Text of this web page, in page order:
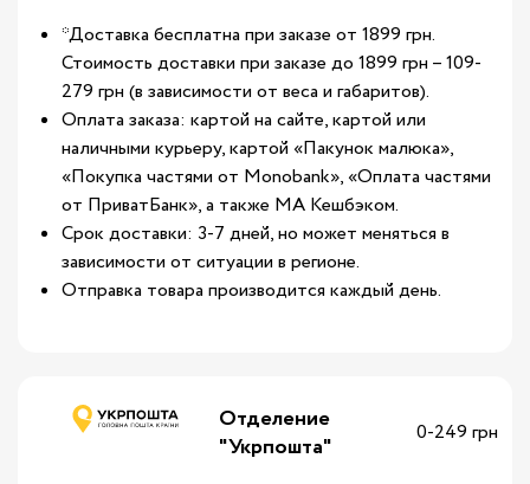
*Доставка бесплатна при заказе от 1899 грн.
Стоимость доставки при заказе до 1899 грн – 109-
279 грн (в зависимости от веса и габаритов).
Оплата заказа: картой на сайте, картой или
наличными курьеру, картой «Пакунок малюка»,
«Покупка частями от Monobank», «Оплата частями
от ПриватБанк», а также МА Кешбэком.
Срок доставки: 3-7 дней, но может меняться в
зависимости от ситуации в регионе.
Отправка товара производится каждый день.
Отделение
"Укрпошта"
0-249 грн